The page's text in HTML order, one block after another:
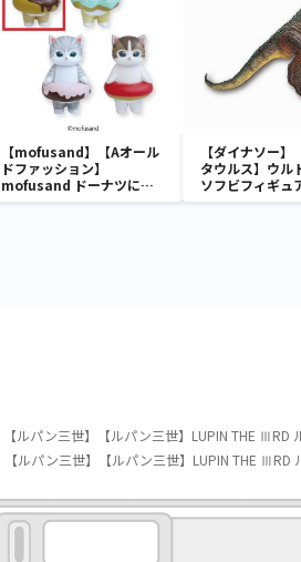
【mofusand】【Aオール
ドファッション】
mofusand ドーナツにゃ
んソフビフィギュア
【ダイナソー】
タウルス】ウル
ソフビフィギュ
イナソーvol.1
【ルパン三世】【ルパン三世】LUPIN THE ⅢRD
【ルパン三世】【ルパン三世】LUPIN THE ⅢRD